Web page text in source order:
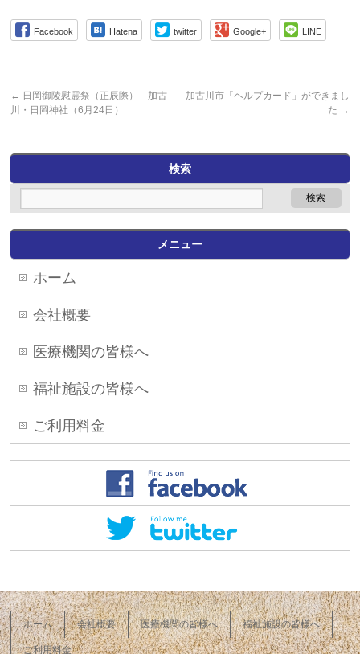
Facebook Hatena twitter Google+ LINE
← 日岡御陵慰霊祭（正辰際） 加古
川・日岡神社（6月24日）
加古川市「ヘルプカード」ができまし
た →
検索
メニュー
ホーム
会社概要
医療機関の皆様へ
福祉施設の皆様へ
ご利用料金
ホーム 会社概要 医療機関の皆様へ 福祉施設の皆様へ
ご利用料金